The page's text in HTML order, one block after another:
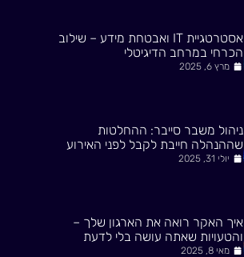
אסטרטגיית IT ואבטחת מידע – שילוב
הכרחי במרחב הדיגיטלי
מרץ 6, 2025
ניהול משבר סייבר: ההחלטות
שההנהלה חייבת לקבל לפני האירוע
יולי 31, 2025
איך האקר רואה את הארגון שלך –
והטעויות שאתה עושה בלי לדעת
מאי 8, 2025